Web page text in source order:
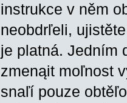
instrukce v něm
neobdrľeli,
je platná. Jedním
zmenąit moľnost
snaľí pouze